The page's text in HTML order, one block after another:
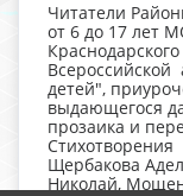
Читатели
от 6 до 17 лет
Всероссийской
детей",
выдающегося
прозаика и
Щербакова
Николай,